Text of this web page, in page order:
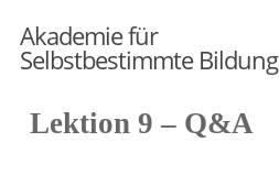
content
Akademie für
Selbstbestimmte Bildung
Lektion 9 – Q&A